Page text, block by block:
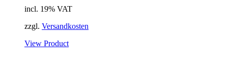
incl. 19% VAT
zzgl. Versandkosten
View Product